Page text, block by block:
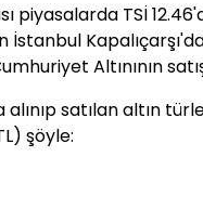
piyasalarda TSİ
İstanbul
Altınının
alınıp satılan altın
şöyle: